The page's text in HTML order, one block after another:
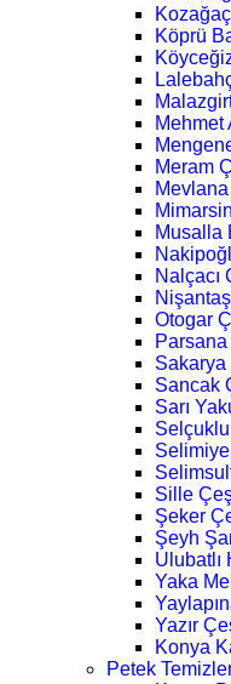
Köprü
Mehmet
Meram
Musalla
Nalçacı
Otogar
Sakarya
Sancak
Sarı
Sille
Şeker
Şeyh
Ulubatlı
Yaka
Yazır
Konya
Petek